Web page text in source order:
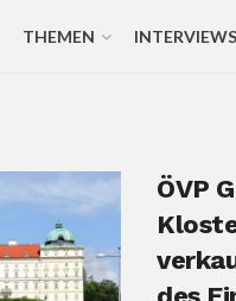
THEMEN INTERVIEWS
ÖVP